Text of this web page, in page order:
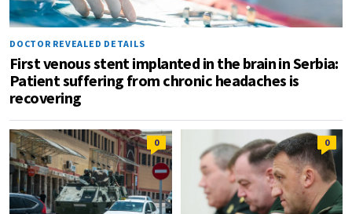
DOCTOR REVEALED DETAILS
First venous stent implanted in the brain in Serbia:
Patient suffering from chronic headaches is
recovering
0 0